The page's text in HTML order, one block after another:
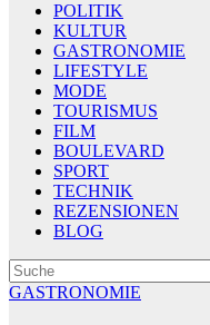
POLITIK
KULTUR
GASTRONOMIE
LIFESTYLE
MODE
TOURISMUS
FILM
BOULEVARD
SPORT
TECHNIK
REZENSIONEN
BLOG
GASTRONOMIE